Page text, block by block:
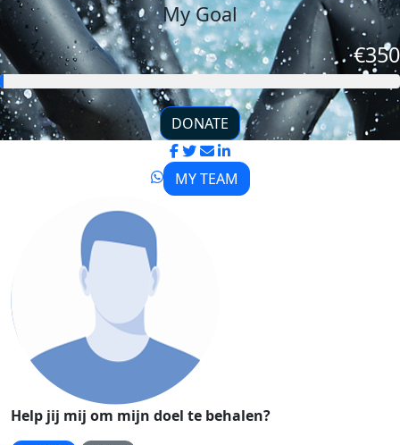
My Goal
€350
DONATE
MY TEAM
Help jij mij om mijn doel te behalen?